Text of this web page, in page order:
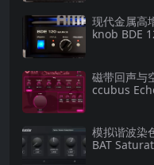
现代金属高
knob BDE
磁带回声与
ccubus
模拟谐波染
BAT